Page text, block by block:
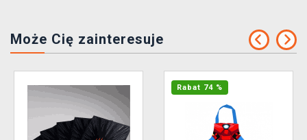
Może Cię zainteresuje
Rabat 74 %